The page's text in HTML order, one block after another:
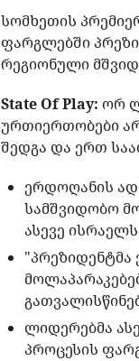
სომხეთის
ფარგლებში
რეგიონული
State Of Play: ორ
ურთიერთობები
შედგა და ერთ
ერდოღანის
სამშვიდობო
ასევე
"პრეზიდენტმა
ლიდერებმა
პროცესის